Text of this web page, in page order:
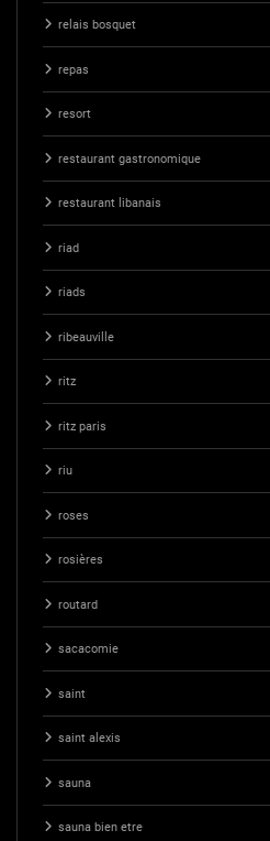
relais bosquet
repas
resort
restaurant gastronomique
restaurant libanais
riad
riads
ribeauville
ritz
ritz paris
riu
roses
rosières
routard
sacacomie
saint
saint alexis
sauna
sauna bien etre